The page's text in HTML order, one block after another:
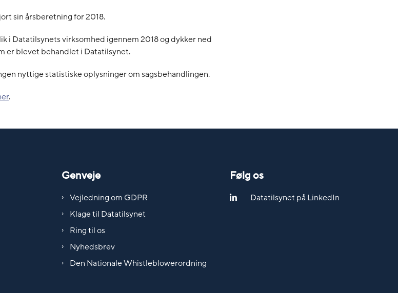
sin årsberetning for 2018.
i Datatilsynets virksomhed igennem 2018 og dykker ned
er blevet behandlet i Datatilsynet.
nyttige statistiske oplysninger om sagsbehandlingen.
.
Genveje
Vejledning om GDPR
Klage til Datatilsynet
Ring til os
Nyhedsbrev
Den Nationale Whistleblowerordning
Følg os
Datatilsynet på LinkedIn